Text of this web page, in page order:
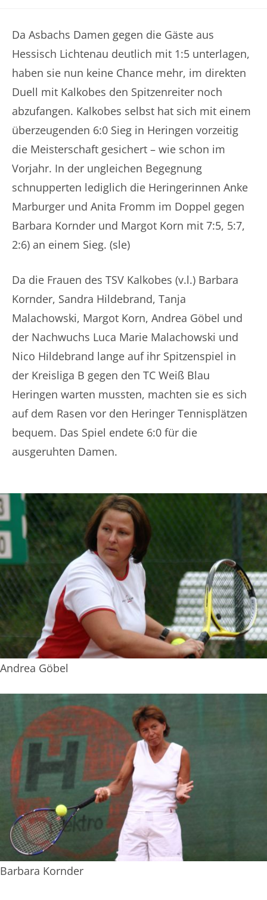
Da Asbachs Damen gegen die Gäste aus
Hessisch Lichtenau deutlich mit 1:5 unterlagen,
haben sie nun keine Chance mehr, im direkten
Duell mit Kalkobes den Spitzenreiter noch
abzufangen. Kalkobes selbst hat sich mit einem
überzeugenden 6:0 Sieg in Heringen vorzeitig
die Meisterschaft gesichert – wie schon im
Vorjahr. In der ungleichen Begegnung
schnupperten lediglich die Heringerinnen Anke
Marburger und Anita Fromm im Doppel gegen
Barbara Kornder und Margot Korn mit 7:5, 5:7,
2:6) an einem Sieg. (sle)
Da die Frauen des TSV Kalkobes (v.l.) Barbara
Kornder, Sandra Hildebrand, Tanja
Malachowski, Margot Korn, Andrea Göbel und
der Nachwuchs Luca Marie Malachowski und
Nico Hildebrand lange auf ihr Spitzenspiel in
der Kreisliga B gegen den TC Weiß Blau
Heringen warten mussten, machten sie es sich
auf dem Rasen vor den Heringer Tennisplätzen
bequem. Das Spiel endete 6:0 für die
ausgeruhten Damen.
Andrea Göbel
Barbara Kornder